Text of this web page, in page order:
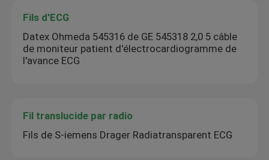
Fils d'ECG
Datex Ohmeda 545316 de GE 545318 2,0 5 câble
de moniteur patient d'électrocardiogramme de
l'avance ECG
Fil translucide par radio
Fils de S-iemens Drager Radiatransparent ECG